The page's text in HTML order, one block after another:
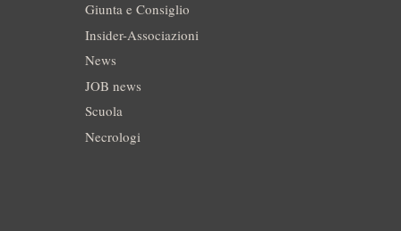
Giunta e Consiglio
Insider-Associazioni
News
JOB news
Scuola
Necrologi